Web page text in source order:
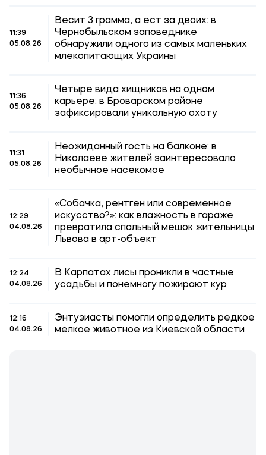
11:39
05.08.26
Весит 3 грамма, а ест за двоих: в
Чернобыльском заповеднике
обнаружили одного из самых маленьких
млекопитающих Украины
11:36
05.08.26
Четыре вида хищников на одном
карьере: в Броварском районе
зафиксировали уникальную охоту
11:31
05.08.26
Неожиданный гость на балконе: в
Николаеве жителей заинтересовало
необычное насекомое
12:29
04.08.26
«Собачка, рентген или современное
искусство?»: как влажность в гараже
превратила спальный мешок жительницы
Львова в арт-объект
12:24
04.08.26
В Карпатах лисы проникли в частные
усадьбы и понемногу пожирают кур
12:16
04.08.26
Энтузиасты помогли определить редкое
мелкое животное из Киевской области